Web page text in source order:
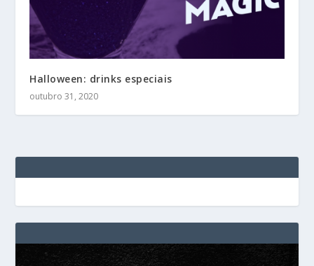
Halloween: drinks especiais
outubro 31, 2020